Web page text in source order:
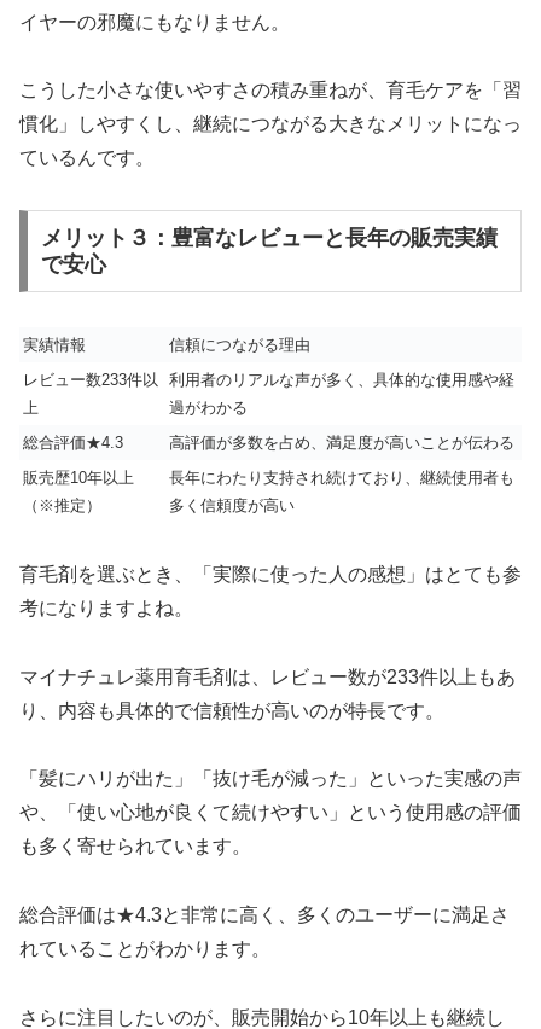
イヤーの邪魔にもなりません。
こうした小さな使いやすさの積み重ねが、育毛ケアを「習
慣化」しやすくし、継続につながる大きなメリットになっ
ているんです。
メリット３：豊富なレビューと長年の販売実績
で安心
実績情報
信頼につながる理由
レビュー数233件以
上
利用者のリアルな声が多く、具体的な使用感や経
過がわかる
総合評価★4.3
高評価が多数を占め、満足度が高いことが伝わる
販売歴10年以上
（※推定）
長年にわたり支持され続けており、継続使用者も
多く信頼度が高い
育毛剤を選ぶとき、「実際に使った人の感想」はとても参
考になりますよね。
マイナチュレ薬用育毛剤は、レビュー数が233件以上もあ
り、内容も具体的で信頼性が高いのが特長です。
「髪にハリが出た」「抜け毛が減った」といった実感の声
や、「使い心地が良くて続けやすい」という使用感の評価
も多く寄せられています。
総合評価は★4.3と非常に高く、多くのユーザーに満足さ
れていることがわかります。
さらに注目したいのが、販売開始から10年以上も継続し